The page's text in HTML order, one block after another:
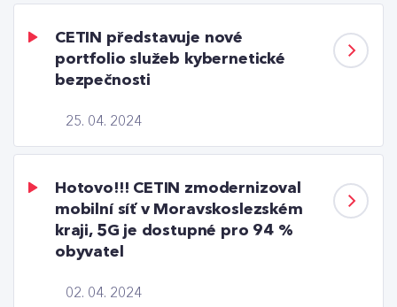
25. 04. 2024
CETIN představuje nové
portfolio služeb kybernetické
bezpečnosti
02. 04. 2024
Hotovo!!! CETIN zmodernizoval
mobilní síť v Moravskoslezském
kraji, 5G je dostupné pro 94 %
obyvatel